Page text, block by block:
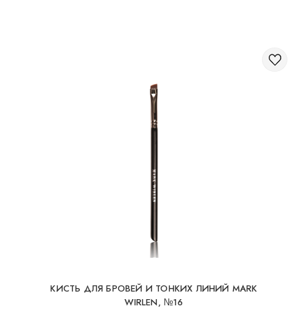
КИСТЬ ДЛЯ БРОВЕЙ И ТОНКИХ ЛИНИЙ MARK
WIRLEN, №16